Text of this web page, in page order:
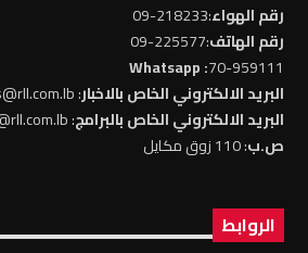
رقم الهواء:218233-09
رقم الهاتف:225577-09
70-959111
: Whatsapp
البريد الالكتروني الخاص بالاخبار: news@rll.com.lb
البريد الالكتروني الخاص بالبرامج: info@rll.com.lb
ص.ب: 110 زوق مكايل
الروابط